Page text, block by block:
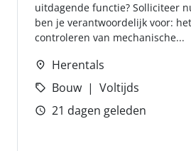
uitdagende functie? Solliciteer
ben je verantwoordelijk voor:
controleren van mechanische...
Herentals
Bouw
Voltijds
21 dagen geleden